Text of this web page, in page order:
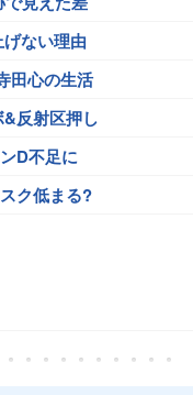
ない理由
田心の生活
反射区押し
D不足に
ク低まる?